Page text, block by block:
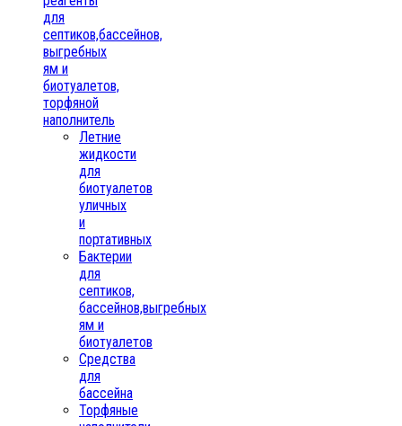
для
септиков,бассейнов,
выгребных
ям и
биотуалетов,
торфяной
наполнитель
Летние
жидкости
для
биотуалетов
уличных
и
портативных
Бактерии
для
септиков,
бассейнов,выгребных
ям и
биотуалетов
Средства
для
бассейна
Торфяные